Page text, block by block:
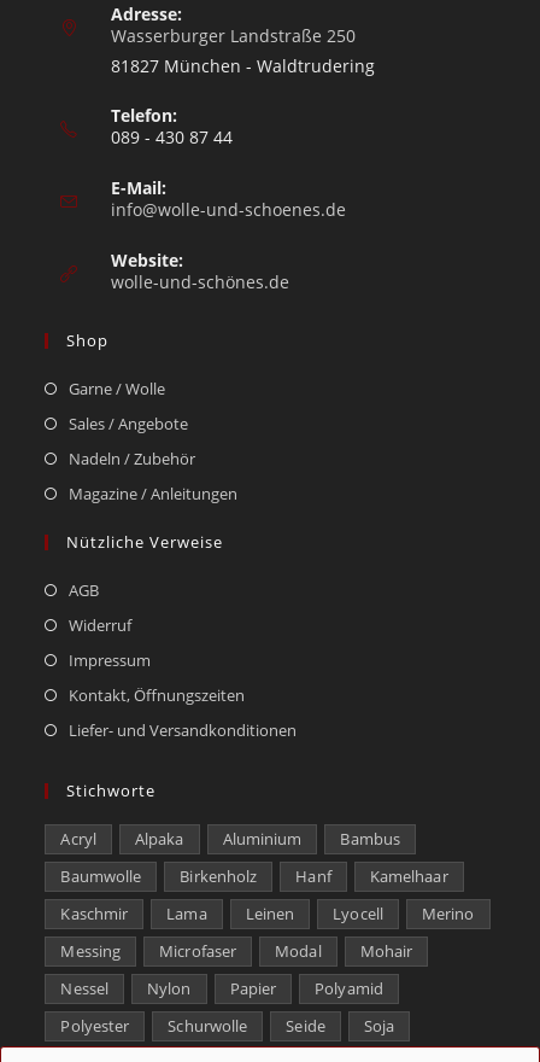
Adresse:
Wasserburger Landstraße 250
81827 München - Waldtrudering
Telefon:
089 - 430 87 44
E-Mail:
info@wolle-und-schoenes.de
Website:
wolle-und-schönes.de
Shop
Garne / Wolle
Sales / Angebote
Nadeln / Zubehör
Magazine / Anleitungen
Nützliche Verweise
AGB
Widerruf
Impressum
Kontakt, Öffnungszeiten
Liefer- und Versandkonditionen
Stichworte
Acryl Alpaka Aluminium
Bambus
Baumwolle
Birkenholz Hanf
Kamelhaar
Kaschmir
Lama Leinen Lyocell
Merino
Messing
Microfaser Modal
Mohair
Nessel
Nylon Papier
Polyamid
Polyester
Schurwolle Seide
Soja